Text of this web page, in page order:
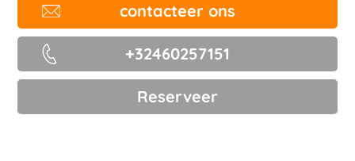
contacteer ons
+32460257151
Reserveer